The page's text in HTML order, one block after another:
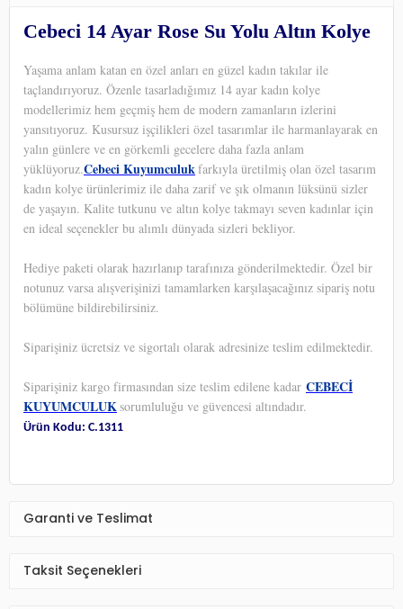
Cebeci 14 Ayar Rose Su Yolu Altın Kolye
Yaşama anlam katan en özel anları en güzel kadın takılar ile
taçlandırıyoruz. Özenle tasarladığımız 14 ayar kadın kolye
modellerimiz hem geçmiş hem de modern zamanların izlerini
yansıtıyoruz. Kusursuz işçilikleri özel tasarımlar ile harmanlayarak en
yalın günlere ve en görkemli gecelere daha fazla anlam
yüklüyoruz.Cebeci Kuyumculukfarkıyla üretilmiş olan özel tasarım
kadın kolye ürünlerimiz ile daha zarif ve şık olmanın lüksünü sizler
de yaşayın. Kalite tutkunu ve altın kolye takmayı seven kadınlar için
en ideal seçenekler bu alımlı dünyada sizleri bekliyor.
Hediye paketi olarak hazırlanıp tarafınıza gönderilmektedir. Özel bir
notunuz varsa alışverişinizi tamamlarken karşılaşacağınız sipariş notu
bölümüne bildirebilirsiniz.
Siparişiniz ücretsiz ve sigortalı olarak adresinize teslim edilmektedir.
Siparişiniz kargo firmasından size teslim edilene kadar CEBECİ
KUYUMCULUKsorumluluğu ve güvencesi altındadır.
Ürün Kodu: C.1311
Garanti ve Teslimat
Taksit Seçenekleri